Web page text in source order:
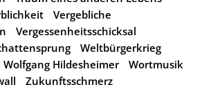
Vergebliche
Vergessenheitsschicksal
Weltbürgerkrieg
Wolfgang Hildesheimer
Wortmusik
Zukunftsschmerz